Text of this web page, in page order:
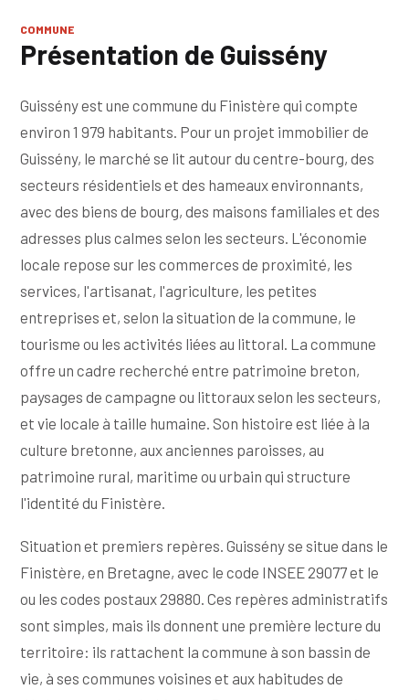
COMMUNE
Présentation de Guissény
Guissény est une commune du Finistère qui compte
environ 1 979 habitants. Pour un projet immobilier de
Guissény, le marché se lit autour du centre-bourg, des
secteurs résidentiels et des hameaux environnants,
avec des biens de bourg, des maisons familiales et des
adresses plus calmes selon les secteurs. L'économie
locale repose sur les commerces de proximité, les
services, l'artisanat, l'agriculture, les petites
entreprises et, selon la situation de la commune, le
tourisme ou les activités liées au littoral. La commune
offre un cadre recherché entre patrimoine breton,
paysages de campagne ou littoraux selon les secteurs,
et vie locale à taille humaine. Son histoire est liée à la
culture bretonne, aux anciennes paroisses, au
patrimoine rural, maritime ou urbain qui structure
l'identité du Finistère.
Situation et premiers repères. Guissény se situe dans le
Finistère, en Bretagne, avec le code INSEE 29077 et le
ou les codes postaux 29880. Ces repères administratifs
sont simples, mais ils donnent une première lecture du
territoire: ils rattachent la commune à son bassin de
vie, à ses communes voisines et aux habitudes de